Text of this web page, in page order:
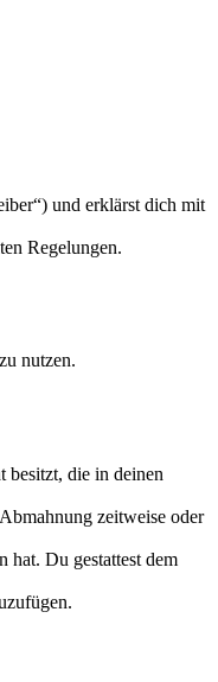
und erklärst dich mit
Regelungen.
nutzen.
besitzt, die in deinen
zeitweise oder
hat. Du gestattest dem